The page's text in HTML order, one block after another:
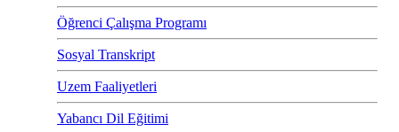
Öğrenci Çalışma Programı
Sosyal Transkript
Uzem Faaliyetleri
Yabancı Dil Eğitimi